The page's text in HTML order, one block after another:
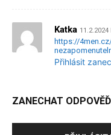
Katka 11.2.2024
https://
Přihlásit
ZANECHAT ODPOVĚĎ